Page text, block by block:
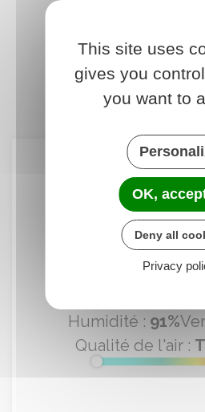
Toutes
Humidité : 91%
Qualité de l'air :
This site uses
gives you
you want to
OK, accept
Deny all
Privacy